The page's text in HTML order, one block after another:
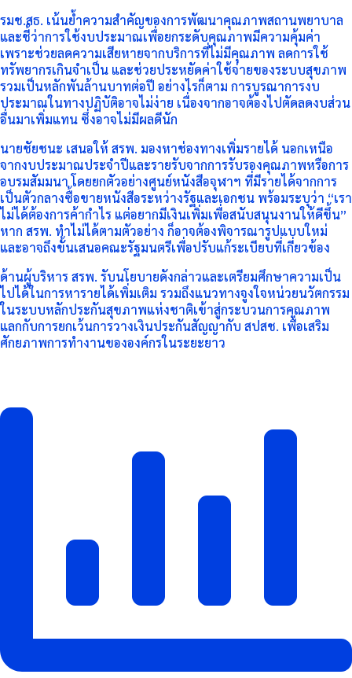
รมช.สธ. เน้นย้ำความสำคัญของการพัฒนาคุณภาพสถานพยาบาล
และชี้ว่าการใช้งบประมาณเพื่อยกระดับคุณภาพมีความคุ้มค่า
เพราะช่วยลดความเสียหายจากบริการที่ไม่มีคุณภาพ ลดการใช้
ทรัพยากรเกินจำเป็น และช่วยประหยัดค่าใช้จ่ายของระบบสุขภาพ
รวมเป็นหลักพันล้านบาทต่อปี อย่างไรก็ตาม การบูรณาการงบ
ประมาณในทางปฏิบัติอาจไม่ง่าย เนื่องจากอาจต้องไปตัดลดงบส่วน
อื่นมาเพิ่มแทน ซึ่งอาจไม่มีผลดีนัก
นายชัยชนะ เสนอให้ สรพ. มองหาช่องทางเพิ่มรายได้ นอกเหนือ
จากงบประมาณประจำปีและรายรับจากการรับรองคุณภาพหรือการ
อบรมสัมมนา โดยยกตัวอย่างศูนย์หนังสือจุฬาฯ ที่มีรายได้จากการ
เป็นตัวกลางซื้อขายหนังสือระหว่างรัฐและเอกชน พร้อมระบุว่า “เรา
ไม่ได้ต้องการค้ากำไร แต่อยากมีเงินเพิ่มเพื่อสนับสนุนงานให้ดีขึ้น”
หาก สรพ. ทำไม่ได้ตามตัวอย่าง ก็อาจต้องพิจารณารูปแบบใหม่
และอาจถึงขั้นเสนอคณะรัฐมนตรีเพื่อปรับแก้ระเบียบที่เกี่ยวข้อง
ด้านผู้บริหาร สรพ. รับนโยบายดังกล่าวและเตรียมศึกษาความเป็น
ไปได้ในการหารายได้เพิ่มเติม รวมถึงแนวทางจูงใจหน่วยนวัตกรรม
ในระบบหลักประกันสุขภาพแห่งชาติเข้าสู่กระบวนการคุณภาพ
แลกกับการยกเว้นการวางเงินประกันสัญญากับ สปสช. เพื่อเสริม
ศักยภาพการทำงานขององค์กรในระยะยาว